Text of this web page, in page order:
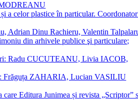
MODREANU
a celor plastice în particular.
Adrian Dinu Rachieru, Valentin
din arhivele publice şi particulare;
Radu CUCUTEANU, Livia IACOB,
Frăguța ZAHARIA, Lucian VASILIU
Editura Junimea și revista „Scriptor”